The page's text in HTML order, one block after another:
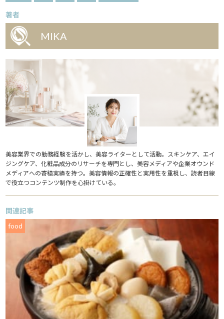
著者
MIKA
美容業界での勤務経験を活かし、美容ライターとして活動。スキンケア、エイ
ジングケア、化粧品成分のリサーチを専門とし、美容メディアや企業オウンド
メディアへの寄稿実績を持つ。美容情報の正確性と実用性を重視し、読者目線
で役立つコンテンツ制作を心掛けている。
関連記事
food